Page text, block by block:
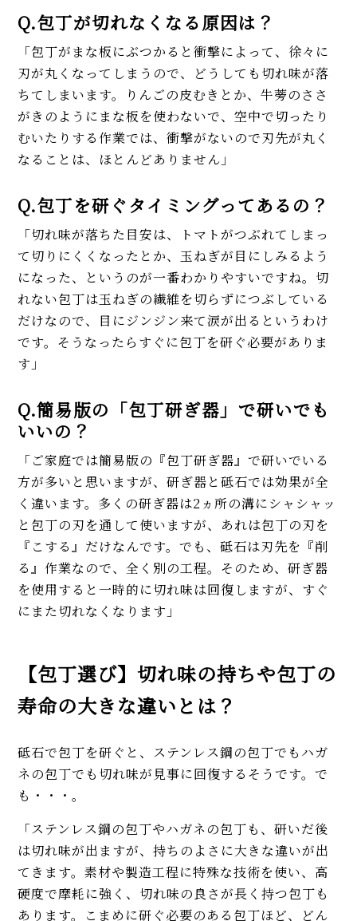
Q.包丁が切れなくなる原因は？
「包丁がまな板にぶつかると衝撃によって、徐々に
刃が丸くなってしまうので、どうしても切れ味が落
ちてしまいます。りんごの皮むきとか、牛蒡のささ
がきのようにまな板を使わないで、空中で切ったり
むいたりする作業では、衝撃がないので刃先が丸く
なることは、ほとんどありません」
Q.包丁を研ぐタイミングってあるの？
「切れ味が落ちた目安は、トマトがつぶれてしまっ
て切りにくくなったとか、玉ねぎが目にしみるよう
になった、というのが一番わかりやすいですね。切
れない包丁は玉ねぎの繊維を切らずにつぶしている
だけなので、目にジンジン来て涙が出るというわけ
です。そうなったらすぐに包丁を研ぐ必要がありま
す」
Q.簡易版の「包丁研ぎ器」で研いでも
いいの？
「ご家庭では簡易版の『包丁研ぎ器』で研いでいる
方が多いと思いますが、研ぎ器と砥石では効果が全
く違います。多くの研ぎ器は2ヵ所の溝にシャシャッ
と包丁の刃を通して使いますが、あれは包丁の刃を
『こする』だけなんです。でも、砥石は刃先を『削
る』作業なので、全く別の工程。そのため、研ぎ器
を使用すると一時的に切れ味は回復しますが、すぐ
にまた切れなくなります」
【包丁選び】切れ味の持ちや包丁の
寿命の大きな違いとは？
砥石で包丁を研ぐと、ステンレス鋼の包丁でもハガ
ネの包丁でも切れ味が見事に回復するそうです。で
も・・・。
「ステンレス鋼の包丁やハガネの包丁も、研いだ後
は切れ味が出ますが、持ちのよさに大きな違いが出
てきます。素材や製造工程に特殊な技術を使い、高
硬度で摩耗に強く、切れ味の良さが長く持つ包丁も
あります。こまめに研ぐ必要のある包丁ほど、どん